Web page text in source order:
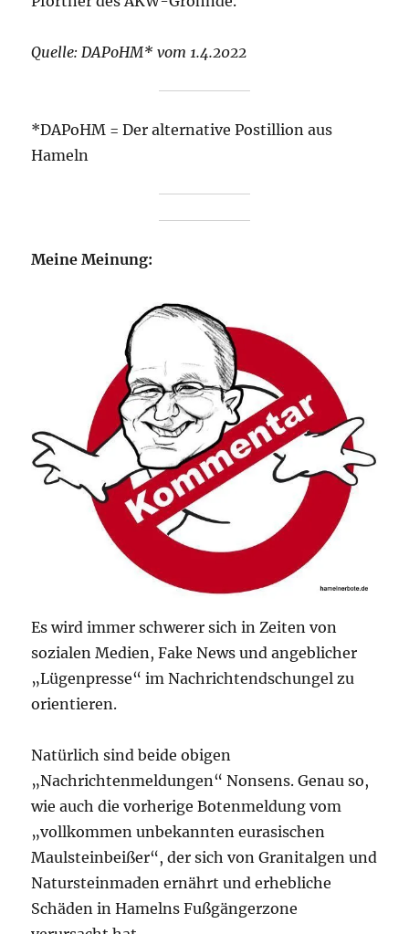
Quelle: DAPoHM* vom 1.4.2022
*DAPoHM = Der alternative Postillion aus
Hameln
Meine Meinung:
Es wird immer schwerer sich in Zeiten von
sozialen Medien, Fake News und angeblicher
„Lügenpresse“ im Nachrichtendschungel zu
orientieren.
Natürlich sind beide obigen
„Nachrichtenmeldungen“ Nonsens. Genau so,
wie auch die vorherige Botenmeldung vom
„vollkommen unbekannten eurasischen
Maulsteinbeißer“, der sich von Granitalgen und
Natursteinmaden ernährt und erhebliche
Schäden in Hamelns Fußgängerzone